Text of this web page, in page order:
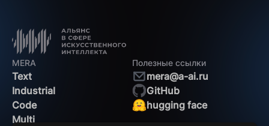
MERA
Text
Industrial
Code
Multi
Полезные ссылки
mera@a-ai.ru
GitHub
hugging face